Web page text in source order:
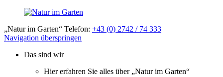
„Natur im Garten“ Telefon: +43 (0) 2742 / 74 333
Navigation überspringen
Das sind wir
Hier erfahren Sie alles über „Natur im Garten“